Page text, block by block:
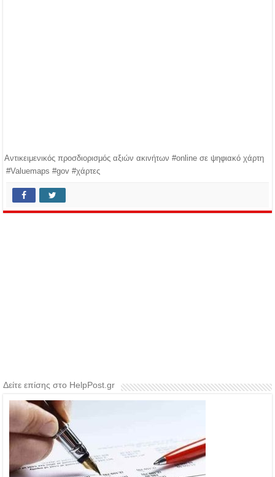
Αντικειμενικός προσδιορισμός αξιών ακινήτων #online σε ψηφιακό χάρτη
#Valuemaps #gov #χάρτες
Δείτε επίσης στο HelpPost.gr